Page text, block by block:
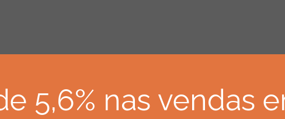
5,6% nas vendas